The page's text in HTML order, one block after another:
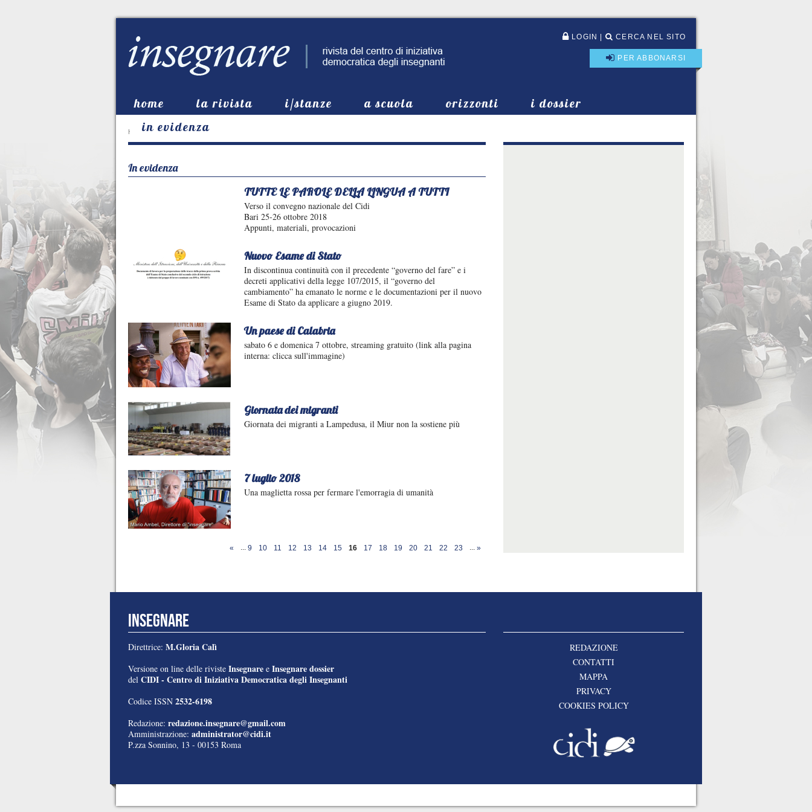
LOGIN CERCA NEL SITO
PER ABBONARSI
home la rivista i/stanze a scuola orizzonti
i dossier
in evidenza
HOME- IN EVIDENZA
In evidenza
TUTTE LE PAROLE DELLA LINGUA A TUTTI
Verso il convegno nazionale del Cidi
Bari 25-26 ottobre 2018
Appunti, materiali, provocazioni
Nuovo Esame di Stato
In discontinua continuità con il precedente “governo del fare” e i
decreti applicativi della legge 107/2015, il “governo del
cambiamento” ha emanato le norme e le documentazioni per il nuovo
Esame di Stato da applicare a giugno 2019.
Un paese di Calabria
sabato 6 e domenica 7 ottobre, streaming gratuito (link alla pagina
interna: clicca sull'immagine)
Giornata dei migranti
Giornata dei migranti a Lampedusa, il Miur non la sostiene più
7 luglio 2018
Una maglietta rossa per fermare l'emorragia di umanità
« ... 9 10 11 12 13 14 15 16 17 18 19 20 21 22 23 ... »
INSEGNARE
Direttrice: M.Gloria Calì
Versione on line delle riviste Insegnare e Insegnare dossier
del CIDI - Centro di Iniziativa Democratica degli Insegnanti
Codice ISSN 2532-6198
Redazione: redazione.insegnare@gmail.com
Amministrazione: administrator@cidi.it
P.zza Sonnino, 13 - 00153 Roma
REDAZIONE
CONTATTI
MAPPA
PRIVACY
COOKIES POLICY